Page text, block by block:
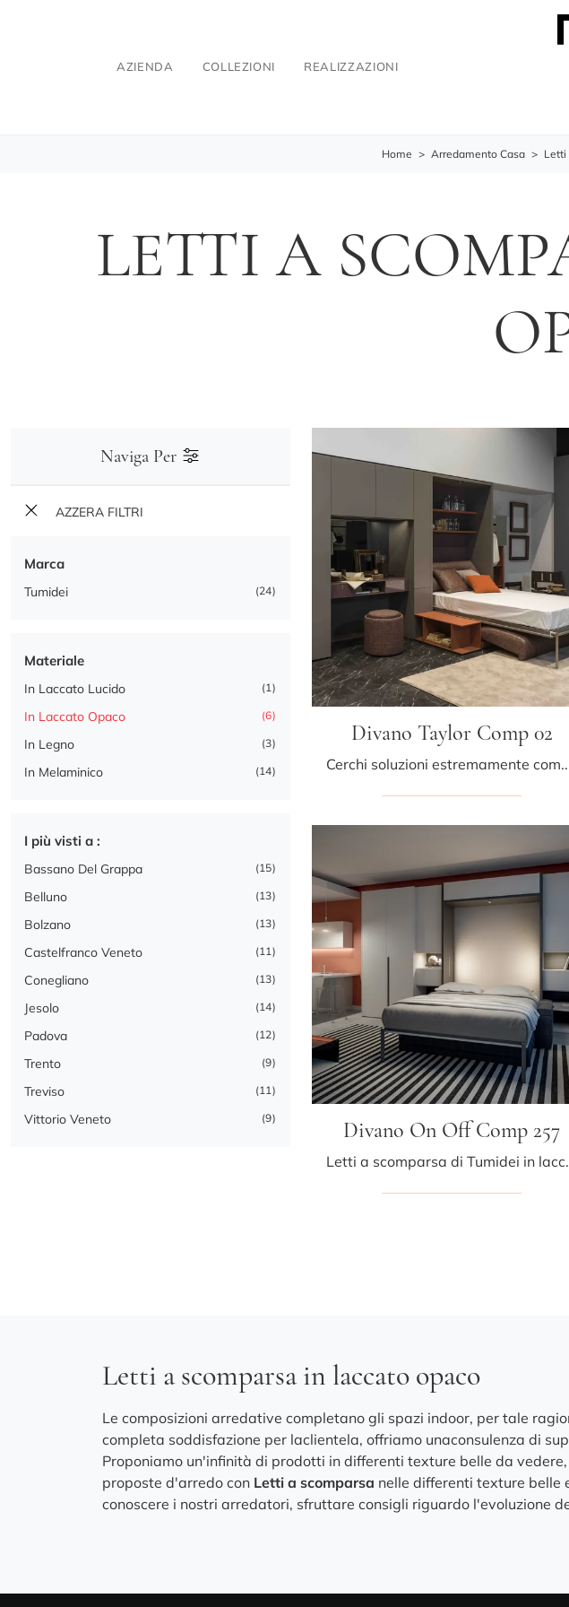
AZIENDA COLLEZIONI REALIZZAZIONI
Home > Arredamento Casa > Letti
LETTI A
Naviga Per
AZZERA FILTRI
Marca
Tumidei 24
Materiale
In Laccato Lucido 1
In Laccato Opaco 6
In Legno 3
In Melaminico 14
I più visti a :
Bassano Del Grappa 15
Belluno 13
Bolzano 13
Castelfranco Veneto 11
Conegliano 13
Jesolo 14
Padova 12
Trento 9
Treviso 11
Vittorio Veneto 9
Divano Taylor Comp 02
Cerchi soluzioni estremamente compatte? Scopri i letti a scomparsa
Divano On Off Comp 257
Letti a scomparsa di Tumidei
Letti a scomparsa in laccato opaco
Le composizioni arredative completano gli spazi indoor, per tale
completa soddisfazione per laclientela, offriamo unaconsulenza di
Proponiamo un'infinità di prodotti in differenti texture belle da
proposte d'arredo con Letti a scomparsa nelle differenti texture belle
conoscere i nostri arredatori, sfruttare consigli riguardo l'evoluzione